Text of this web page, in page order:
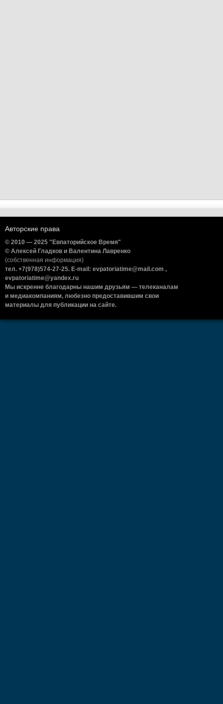
Авторские права
© 2010 — 2025 "Евпаторийское Время"
© Алексей Гладков и Валентина Лавренко
(собственная информация)
тел. +7(978)574-27-25. E-mail: evpatoriatime@mail.com ,
evpatoriatime@yandex.ru
Мы искренне благодарны нашим друзьям — телеканалам
и медиакомпаниям, любезно предоставившим свои
материалы для публикации на сайте.